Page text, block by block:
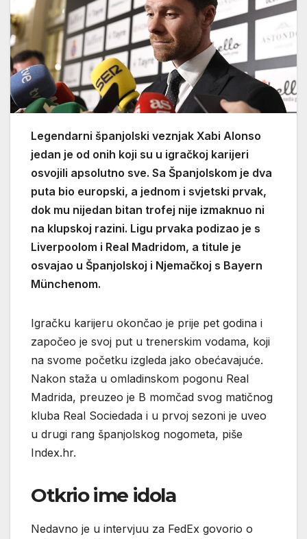
Legendarni španjolski veznjak Xabi Alonso
jedan je od onih koji su u igračkoj karijeri
osvojili apsolutno sve. Sa Španjolskom je dva
puta bio europski, a jednom i svjetski prvak,
dok mu nijedan bitan trofej nije izmaknuo ni
na klupskoj razini. Ligu prvaka podizao je s
Liverpoolom i Real Madridom, a titule je
osvajao u Španjolskoj i Njemačkoj s Bayern
Münchenom.
Igračku karijeru okončao je prije pet godina i
započeo je svoj put u trenerskim vodama, koji
na svome početku izgleda jako obećavajuće.
Nakon staža u omladinskom pogonu Real
Madrida, preuzeo je B momčad svog matičnog
kluba Real Sociedada i u prvoj sezoni je uveo
u drugi rang španjolskog nogometa, piše
Index.hr.
Otkrio ime idola
Nedavno je u intervjuu za FedEx govorio o